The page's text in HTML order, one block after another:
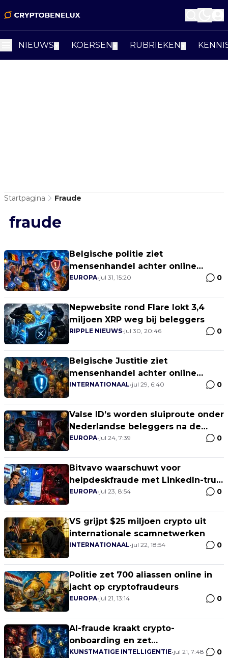
NIEUWS KOERSEN RUBRIEKEN
Startpagina Fraude
fraude
Belgische politie ziet
mensenhandel achter online
cryptoscams opduiken
EUROPA•jul 31, 15:20 0
Nepwebsite rond Flare lokt 3,4
miljoen XRP weg bij beleggers
RIPPLE NIEUWS•jul 30, 20:46 0
Belgische Justitie ziet
mensenhandel achter online
investeringsfraude opduiken
INTERNATIONAAL•jul 29, 6:40 0
Valse ID’s worden sluiproute onder
Nederlandse beleggers na de
introductie van MiCA
EUROPA•jul 24, 7:39 0
Bitvavo waarschuwt voor
helpdeskfraude met LinkedIn-truc
en meekijksoftware
EUROPA•jul 23, 8:54 0
VS grijpt $25 miljoen crypto uit
internationale scamnetwerken
INTERNATIONAAL•jul 22, 18:54 0
Politie zet 700 aliassen online in
jacht op cryptofraudeurs
EUROPA•jul 21, 13:14 0
AI-fraude kraakt crypto-
onboarding en zet
walletbeveiliging onder druk
KUNSTMATIGE INTELLIGENTIE•jul 21, 7:48 0